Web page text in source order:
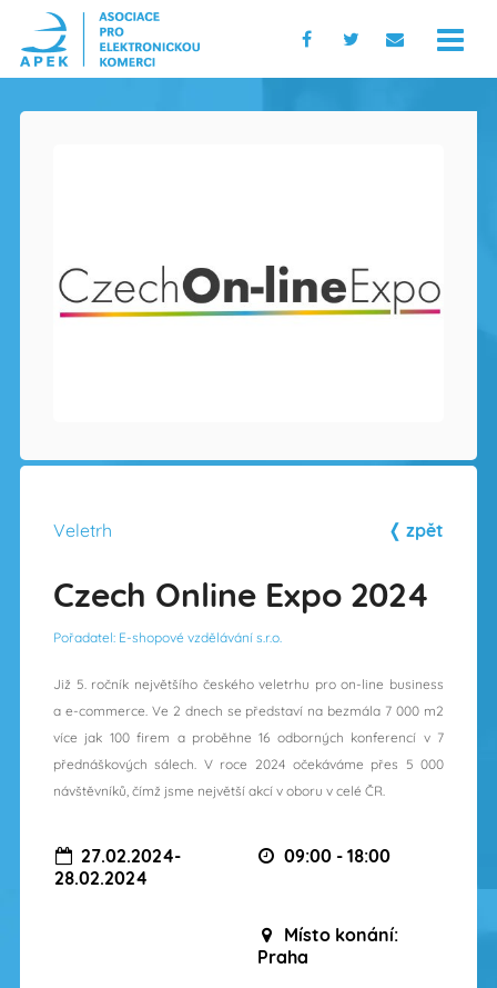
Veletrh ❬ zpět
Czech Online Expo 2024
Pořadatel: E-shopové vzdělávání s.r.o.
Již 5. ročník největšího českého veletrhu pro on-line business
a e-commerce. Ve 2 dnech se představí na bezmála 7 000 m2
více jak 100 firem a proběhne 16 odborných konferencí v 7
přednáškových sálech. V roce 2024 očekáváme přes 5 000
návštěvníků, čímž jsme největší akcí v oboru v celé ČR.
27.02.2024-
28.02.2024
09:00 - 18:00
Místo konání:
Praha